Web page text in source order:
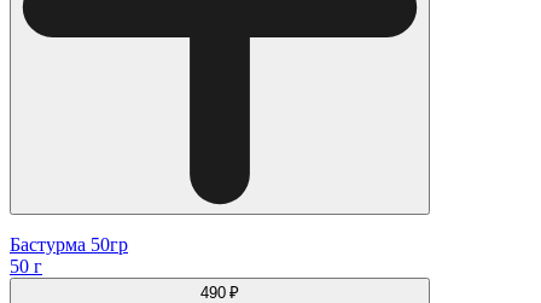
Бастурма 50гр
50 г
490 ₽